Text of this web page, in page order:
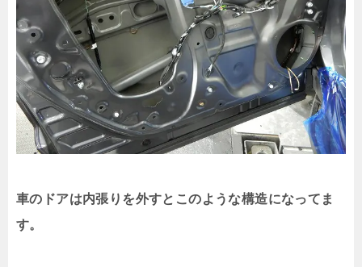
車のドアは内張りを外すとこのような構造になってま
す。